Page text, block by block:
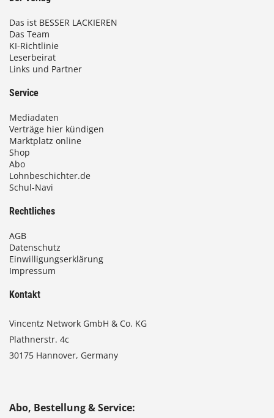
Das ist BESSER LACKIEREN
Das Team
KI-Richtlinie
Leserbeirat
Links und Partner
Service
Mediadaten
Verträge hier kündigen
Marktplatz online
Shop
Abo
Lohnbeschichter.de
Schul-Navi
Rechtliches
AGB
Datenschutz
Einwilligungserklärung
Impressum
Kontakt
Vincentz Network GmbH & Co. KG
Plathnerstr. 4c
30175 Hannover, Germany
Abo, Bestellung & Service: